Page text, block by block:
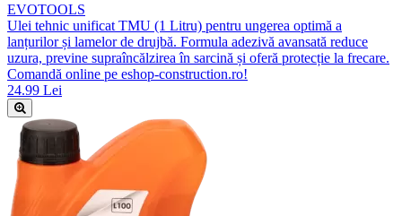
EVOTOOLS
Ulei tehnic unificat TMU (1 Litru) pentru ungerea optimă a
lanțurilor și lamelor de drujbă. Formula adezivă avansată reduce
uzura, previne supraîncălzirea în sarcină și oferă protecție la frecare.
Comandă online pe eshop-construction.ro!
24.99 Lei